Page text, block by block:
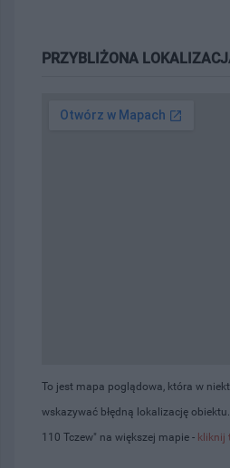
PRZYBLIŻONA
To jest mapa poglądowa, która w
wskazywać błędną lokalizację
110 Tczew" na większej mapie - kliknij